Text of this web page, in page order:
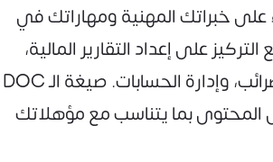
خبراتك المهنية ومهاراتك في
على إعداد التقارير المالية،
التحليل المالي، الضرائب، وإدارة الحسابات. صيغة الـ DOC
بما يتناسب مع مؤهلاتك